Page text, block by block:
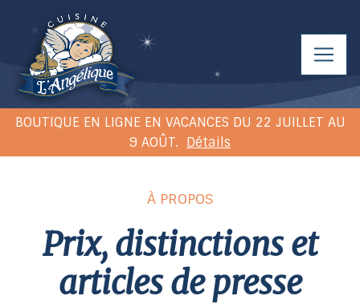
BOUTIQUE EN LIGNE EN VACANCES DU 22 JUILLET AU
9 AOÛT. Détails
À PROPOS
prix, distinctions et
articles de presse